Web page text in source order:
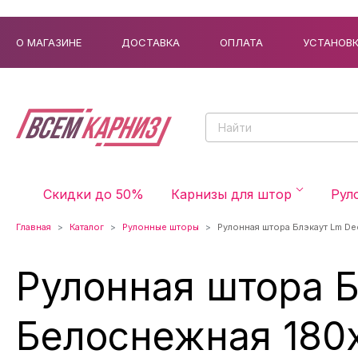
О МАГАЗИНЕ ДОСТАВКА ОПЛАТА
Скидки до 50% Карнизы для штор
Главная Каталог Рулонные шторы Рулонная штора Блэкаут Lm
Рулонная штора
Белоснежная